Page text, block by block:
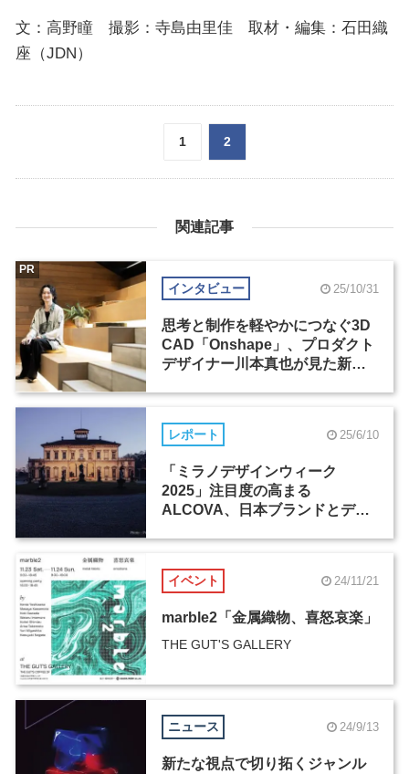
文：高野瞳 撮影：寺島由里佳 取材・編集：石田織
座（JDN）
1 2
関連記事
インタビュー 25/10/31
思考と制作を軽やかにつなぐ3D
CAD「Onshape」、プロダクト
デザイナー川本真也が見た新し
PR
レポート 25/6/10
「ミラノデザインウィーク
2025」注目度の高まる
ALCOVA、日本ブランドとデザ
イベント 24/11/21
marble2「金属織物、喜怒哀楽」
THE GUT'S GALLERY
ニュース 24/9/13
新たな視点で切り拓くジャンル